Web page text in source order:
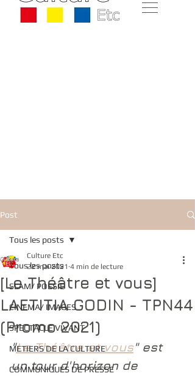
Post
Tous les posts
SLAM/ POESIE
CINEMA/ IMAGES
SPECTACLE VIVANT
METIERS DE LA CULTURE
COMMUNIQUES DE PRESSE
Tous les posts
[Le Théâtre et vous]
LAETITIA GODIN - TPN44
(Promo 2021)
Culture Etc
22 mai 2021 4 min de lecture
"Le Théâtre et vous" est
un tour d'horizon de